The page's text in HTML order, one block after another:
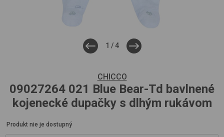
1 /4
CHICCO
09027264 021 Blue Bear-Td bavlnené
kojenecké dupačky s dlhým rukávom
Produkt nie je dostupný